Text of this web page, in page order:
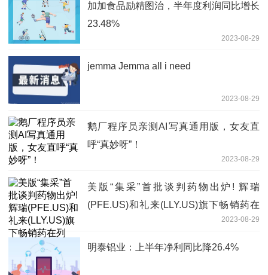
加加食品励精图治，半年度利润同比增长
23.48%
2023-08-29
jemma Jemma all i need
2023-08-29
鹅厂程序员亲测AI写真通用版，女友直
呼“真妙呀”！
2023-08-29
美版“集采”首批谈判药物出炉! 辉瑞
(PFE.US)和礼来(LLY.US)旗下畅销药在
2023-08-29
明泰铝业：上半年净利同比降26.4%